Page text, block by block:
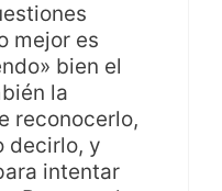
mejor es
bien el
la
reconocerlo,
decirlo, y
intentar